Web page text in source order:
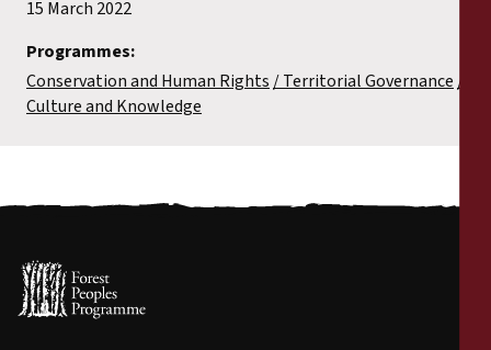
15 March 2022
Programmes:
Conservation and Human Rights
Territorial Governance
Culture and Knowledge